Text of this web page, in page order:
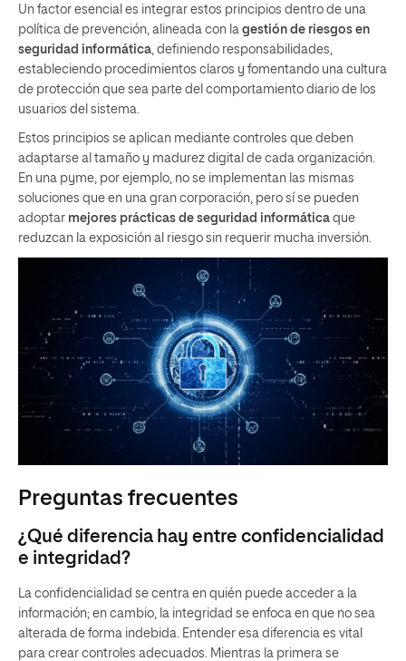
Un factor esencial es integrar estos principios dentro de una
política de prevención, alineada con la gestión de riesgos en
seguridad informática , definiendo responsabilidades,
estableciendo procedimientos claros y fomentando una cultura
de protección que sea parte del comportamiento diario de los
usuarios del sistema.
Estos principios se aplican mediante controles que deben
adaptarse al tamaño y madurez digital de cada organización.
En una pyme, por ejemplo, no se implementan las mismas
soluciones que en una gran corporación, pero sí se pueden
adoptar mejores prácticas de seguridad informática que
reduzcan la exposición al riesgo sin requerir mucha inversión.
Preguntas frecuentes
¿Qué diferencia hay entre confidencialidad
e integridad?
La confidencialidad se centra en quién puede acceder a la
información; en cambio, la integridad se enfoca en que no sea
alterada de forma indebida. Entender esa diferencia es vital
para crear controles adecuados. Mientras la primera se